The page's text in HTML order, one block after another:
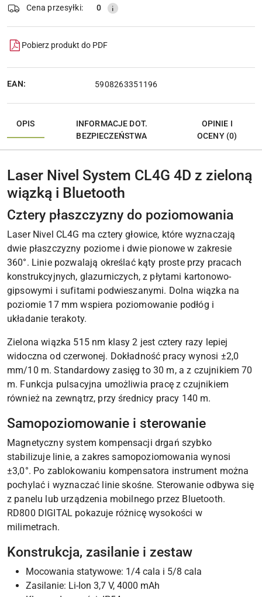
Cena przesyłki: 0
Pobierz produkt do PDF
EAN: 5908263351196
OPIS
INFORMACJE DOT.
BEZPIECZEŃSTWA
OPINIE I
OCENY (0)
Laser Nivel System CL4G 4D z zieloną
wiązką i Bluetooth
Cztery płaszczyzny do poziomowania
Laser Nivel CL4G ma cztery głowice, które wyznaczają
dwie płaszczyzny poziome i dwie pionowe w zakresie
360°. Linie pozwalają określać kąty proste przy pracach
konstrukcyjnych, glazurniczych, z płytami kartonowo-
gipsowymi i sufitami podwieszanymi. Dolna wiązka na
poziomie 17 mm wspiera poziomowanie podłóg i
układanie terakoty.
Zielona wiązka 515 nm klasy 2 jest cztery razy lepiej
widoczna od czerwonej. Dokładność pracy wynosi ±2,0
mm/10 m. Standardowy zasięg to 30 m, a z czujnikiem 70
m. Funkcja pulsacyjna umożliwia pracę z czujnikiem
również na zewnątrz, przy średnicy pracy 140 m.
Samopoziomowanie i sterowanie
Magnetyczny system kompensacji drgań szybko
stabilizuje linie, a zakres samopoziomowania wynosi
±3,0°. Po zablokowaniu kompensatora instrument można
pochylać i wyznaczać linie skośne. Sterowanie odbywa się
z panelu lub urządzenia mobilnego przez Bluetooth.
RD800 DIGITAL pokazuje różnicę wysokości w
milimetrach.
Konstrukcja, zasilanie i zestaw
Mocowania statywowe: 1/4 cala i 5/8 cala
Zasilanie: Li-Ion 3,7 V, 4000 mAh